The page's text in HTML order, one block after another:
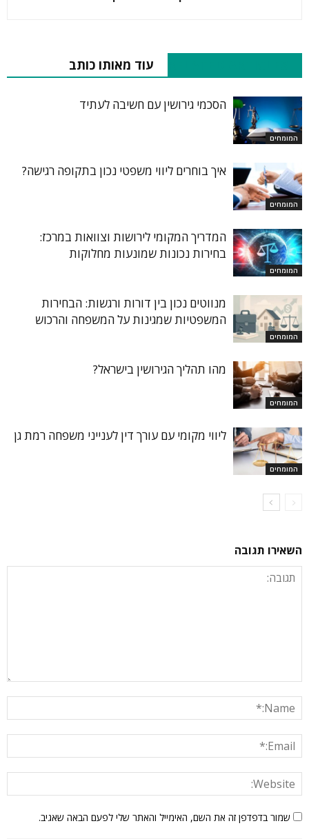
עוד מאותו כותב
המומחים
הסכמי גירושין עם חשיבה לעתיד
המומחים
איך בוחרים ליווי משפטי נכון בתקופה רגישה?
המומחים
המדריך המקומי לירושות וצוואות במרכז:
בחירות נכונות שמונעות מחלוקות
המומחים
מנווטים נכון בין דורות ורגשות: הבחירות
המשפטיות שמגינות על המשפחה והרכוש
המומחים
מהו תהליך הגירושין בישראל?
המומחים
ליווי מקומי עם עורך דין לענייני משפחה רמת גן
השאירו תגובה
שמור בדפדפן זה את השם, האימייל והאתר שלי לפעם הבאה שאגיב.